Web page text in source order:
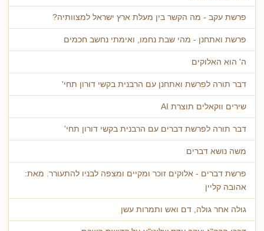
פרשת עקב - מה הקשר בין מעלת ארץ ישראל למצוותיה?
פרשת ואתחנן - מהי שבת נחמו, ואימתי נחשב חכמים
ה' הוא האלוקים
דבר תורה לפרשת ואתחנן עם הרבנית בקשי דורון תחי'
שירים ווקאלים תוצרת AI
דבר תורה לפרשת דברים עם הרבנית בקשי דורון תחי'
משה נושא דברים
פרשת דברים - אלוקים זוכר ומקיים ומצפה לבניו להתעורר. מאת:
אהובה קליין
גולה אחר גולה, דם ואש ותמרות עשן